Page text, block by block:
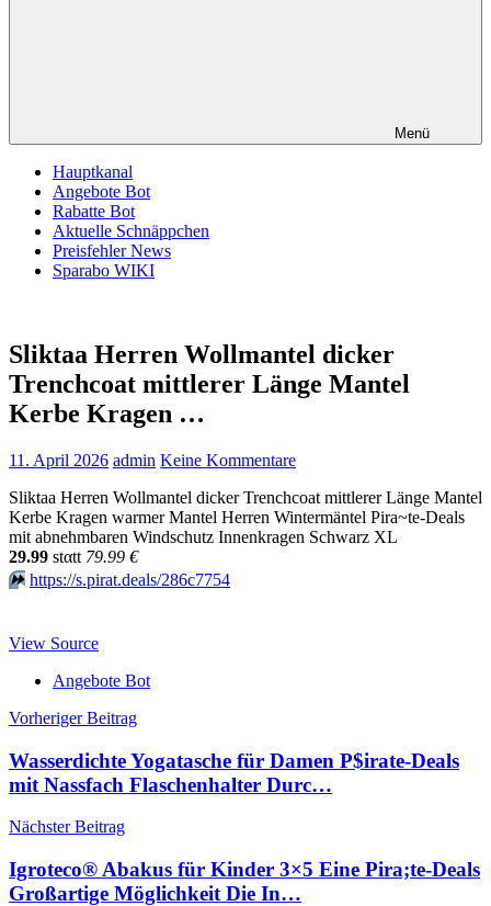
Menü
Hauptkanal
Angebote Bot
Rabatte Bot
Aktuelle Schnäppchen
Preisfehler News
Sparabo WIKI
Sliktaa Herren Wollmantel dicker
Trenchcoat mittlerer Länge Mantel
Kerbe Kragen …
11. April 2026 admin Keine Kommentare
Sliktaa Herren Wollmantel dicker Trenchcoat mittlerer Länge Mantel
Kerbe Kragen warmer Mantel Herren Wintermäntel Pira~te-Deals
mit abnehmbaren Windschutz Innenkragen Schwarz XL
29.99 stαtt 79.99 €
⏩️ https://s.pirat.deals/286c7754
View Source
Angebote Bot
Beitragsnavigation
Vorheriger Beitrag
Wasserdichte Yogatasche für Damen P$irate-Deals
mit Nassfach Flaschenhalter Durc…
Nächster Beitrag
Igroteco® Abakus für Kinder 3×5 Eine Pira;te-Deals
Großartige Möglichkeit Die In…